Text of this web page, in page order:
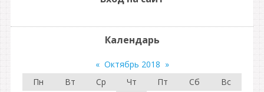
Календарь
« Октябрь 2018 »
Пн
Вт Ср Чт Пт Сб
Вс